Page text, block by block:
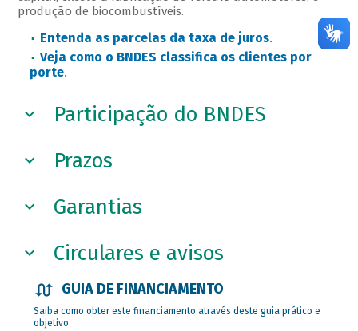
produção de biocombustíveis.
Entenda as parcelas da taxa de juros.
Veja como o BNDES classifica os clientes por
porte.
Participação do BNDES
Prazos
Garantias
Circulares e avisos
GUIA DE FINANCIAMENTO
Saiba como obter este financiamento através deste guia prático e
objetivo